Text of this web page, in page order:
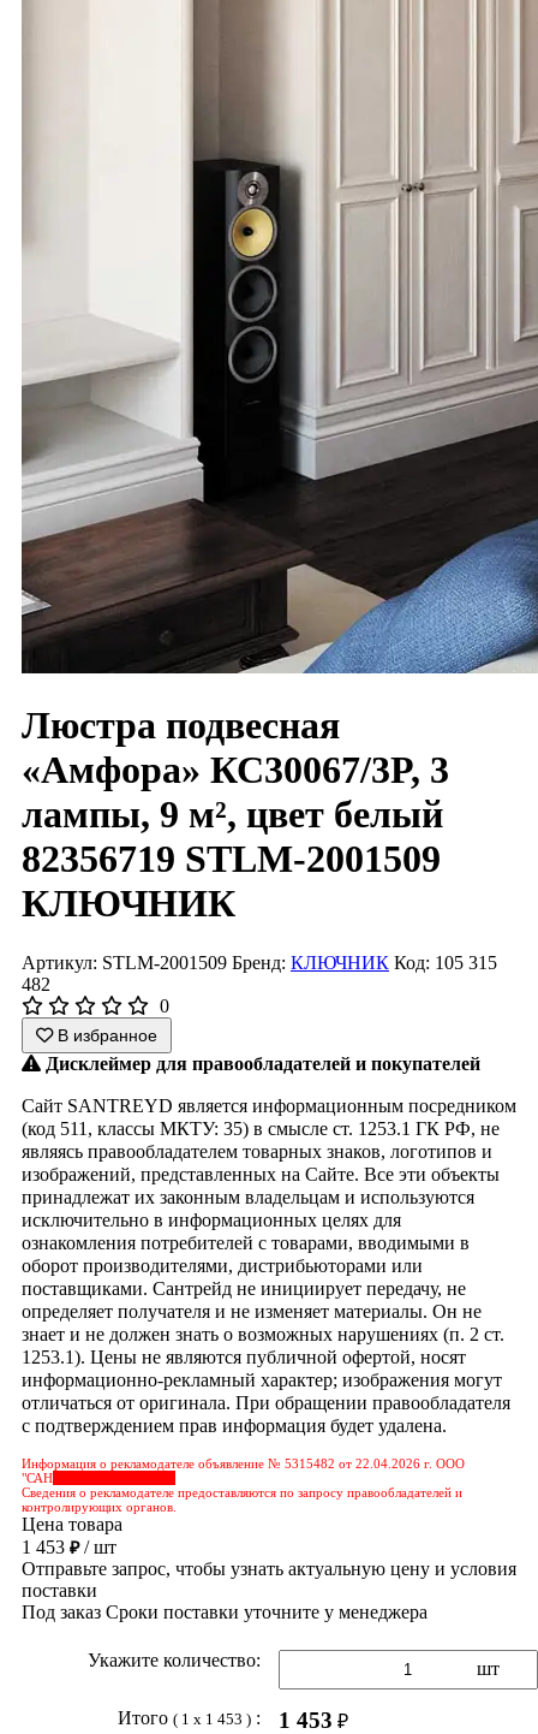
Люстра подвесная
«Амфора» КС30067/3P, 3
лампы, 9 м², цвет белый
82356719 STLM-2001509
КЛЮЧНИК
Артикул: STLM-2001509 Бренд: КЛЮЧНИК Код: 105 315
482
0
В избранное
Дисклеймер для правообладателей и покупателей
Сайт SANTREYD является информационным посредником
(код 511, классы МКТУ: 35) в смысле ст. 1253.1 ГК РФ, не
являясь правообладателем товарных знаков, логотипов и
изображений, представленных на Сайте. Все эти объекты
принадлежат их законным владельцам и используются
исключительно в информационных целях для
ознакомления потребителей с товарами, вводимыми в
оборот производителями, дистрибьюторами или
поставщиками. Сантрейд не инициирует передачу, не
определяет получателя и не изменяет материалы. Он не
знает и не должен знать о возможных нарушениях (п. 2 ст.
1253.1). Цены не являются публичной офертой, носят
информационно-рекламный характер; изображения могут
отличаться от оригинала. При обращении правообладателя
с подтверждением прав информация будет удалена.
Информация о рекламодателе объявление № 5315482 от 22.04.2026 г. ООО
"САН
Сведения о рекламодателе предоставляются по запросу правообладателей и
контролирующих органов.
Цена товара
1 453 ₽/ шт
Отправьте запрос, чтобы узнать актуальную цену и условия
поставки
Под заказ Сроки поставки уточните у менеджера
Укажите количество: шт
Итого ( 1 x 1 453 ): 1 453 ₽